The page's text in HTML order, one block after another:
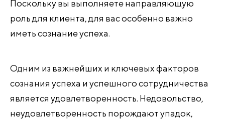
Поскольку вы выполняете направляющую
роль для клиента, для вас особенно важно
иметь сознание успеха.
Одним из важнейших и ключевых факторов
сознания успеха и успешного сотрудничества
является удовлетворенность. Недовольство,
неудовлетворенность порождают упадок,